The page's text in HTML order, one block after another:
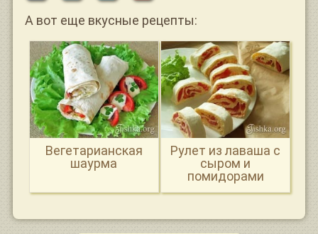
А вот еще вкусные рецепты:
Вегетарианская
шаурма
Рулет из лаваша с
сыром и
помидорами